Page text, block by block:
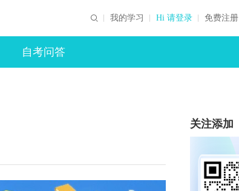
我的学习 Hi 请登录 免费注册
自考问答
关注添加